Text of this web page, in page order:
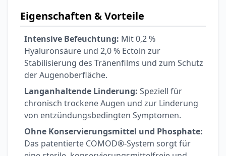
Lefax® extra
Kautabletten
7,69 € 8,09 € -5%
ARZNEIMITTEL & GESUNDHEIT
Hametum
Hämorrhoidensalbe:
Bei Hämorrhoiden
& Juckreiz
12,04 € 12,95 € -7%
Nach Marke kaufen
Eigenschaften & Vorteile
Intensive Befeuchtung: Mit 0,2 %
Hyaluronsäure und 2,0 % Ectoin zur
Stabilisierung des Tränenfilms und zum Schutz
der Augenoberfläche.
Langanhaltende Linderung: Speziell für
chronisch trockene Augen und zur Linderung
von entzündungsbedingten Symptomen.
Ohne Konservierungsmittel und Phosphate:
Das patentierte COMOD®-System sorgt für